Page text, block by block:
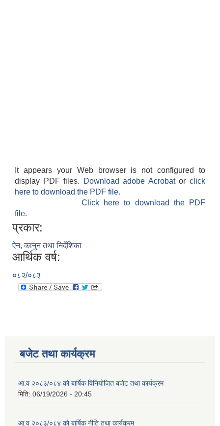
It appears your Web browser is not configured to
display PDF files.
Download adobe Acrobatorclick
here to download the PDF file.
Click here to download the PDF
file.
प्रकार:
ऐन, कानुन तथा निर्देशिका
आर्थिक वर्ष:
०८२/०८३
बजेट तथा कार्यक्रम
आ.व २०८३/०८४ को बार्षिक विनियोजित बजेट तथा कार्यक्रम
मिति: 06/19/2026 - 20:45
आ.व २०८३/०८४ को बार्षिक नीति तथा कार्यक्रम